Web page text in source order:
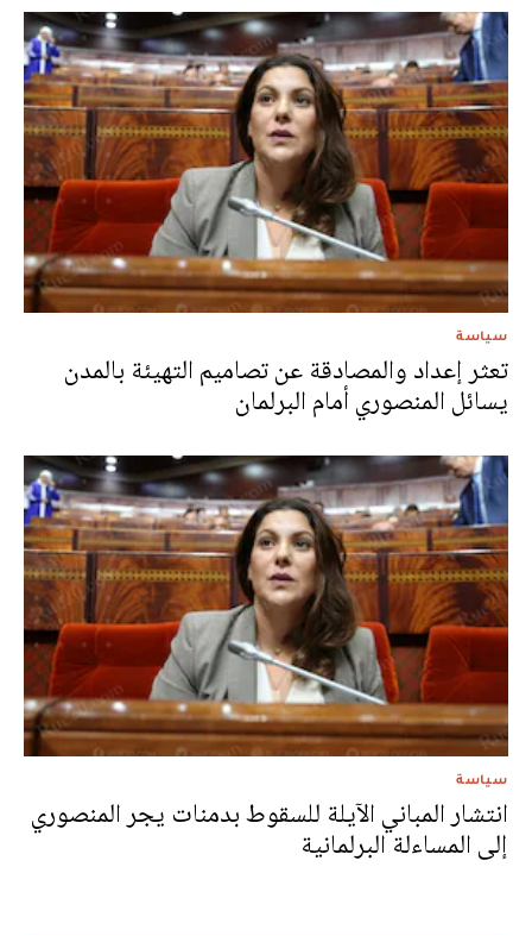
سياسة
تعثر إعداد والمصادقة عن تصاميم التهيئة بالمدن
يسائل المنصوري أمام البرلمان
سياسة
انتشار المباني الآيلة للسقوط بدمنات يجر المنصوري
إلى المساءلة البرلمانية